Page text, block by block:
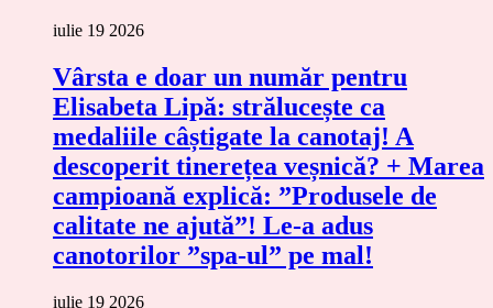
iulie 19 2026
Vârsta e doar un număr pentru
Elisabeta Lipă: strălucește ca
medaliile câștigate la canotaj! A
descoperit tinerețea veșnică? + Marea
campioană explică: ”Produsele de
calitate ne ajută”! Le-a adus
canotorilor ”spa-ul” pe mal!
iulie 19 2026